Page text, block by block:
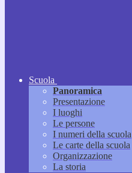
Scuola
Panoramica
Presentazione
I luoghi
Le persone
I numeri della scuola
Le carte della scuola
Organizzazione
La storia